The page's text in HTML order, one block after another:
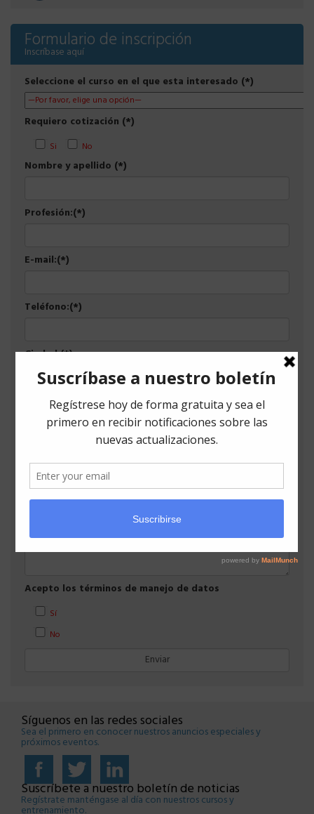
Formulario de inscripción
Inscríbase aquí
Seleccione el curso en el que esta interesado (*)
Requiero cotización (*)
Si No
Nombre y apellido (*)
Profesión:(*)
E-mail:(*)
Teléfono:(*)
Ciudad:(*)
Empresa:(*)
Observaciones
Acepto los términos de manejo de datos
Sí
No
Síguenos en las redes sociales
Sea el primero en conocer nuestros anuncios especiales y
próximos eventos.
Suscríbete a nuestro boletín de noticias
Regístrate manténgase al día con nuestros cursos y